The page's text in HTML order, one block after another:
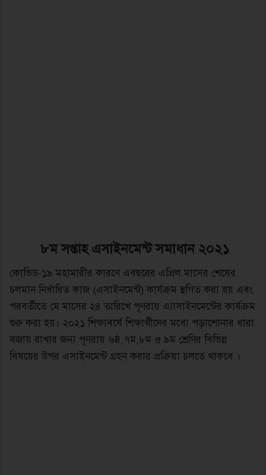
৮ম সপ্তাহ এসাইনমেন্ট সমাধান ২০২১
কোভিড-১৯ মহামারীর কারণে এবছরের এপ্রিল মাসের শেষের
চলমান নির্ধারিত কাজ (এসাইনমেন্ট) কার্যক্রম স্থগিত করা হয় এবং
পরবর্তীতে মে মাসের ২৪ তারিখে পূণরায় এ্যাসাইনমেন্টের কার্যক্রম
শুরু করা হয়। ২০২১ শিক্ষাবর্ষে শিক্ষার্থীদের মধ্যে পড়াশোনার ধারা
বজায় রাখার জন্য পূণরায় ৬ষ্ঠ,৭ম,৮ম ও ৯ম শ্রেণির বিভিন্ন
বিষয়ের উপর এসাইনমেন্ট গ্রহন করার প্রক্রিয়া চলতে থাকবে ।